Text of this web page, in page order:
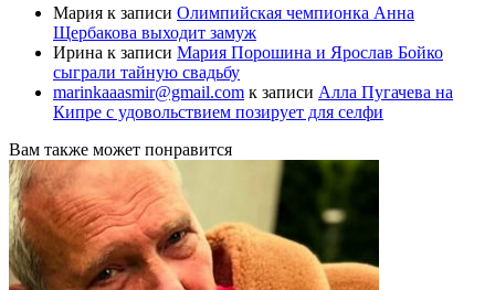
Мария к записи Олимпийская чемпионка Анна
Щербакова выходит замуж
Ирина к записи Мария Порошина и Ярослав Бойко
сыграли тайную свадьбу
marinkaaasmir@gmail.com к записи Алла Пугачева на
Кипре с удовольствием позирует для селфи
Вам также может понравится